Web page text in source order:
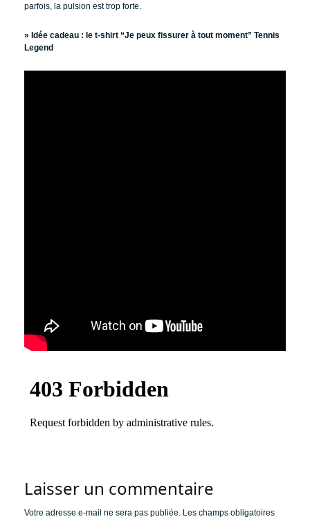
parfois, la pulsion est trop forte.
» Idée cadeau : le t-shirt “Je peux fissurer à tout moment” Tennis
Legend
Laisser un commentaire
Votre adresse e-mail ne sera pas publiée. Les champs obligatoires